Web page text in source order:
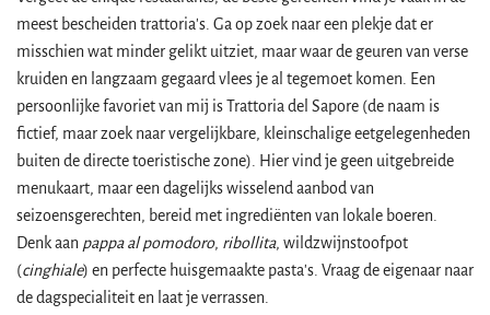
meest bescheiden trattoria's. Ga op zoek naar een plekje dat er
misschien wat minder gelikt uitziet, maar waar de geuren van verse
kruiden en langzaam gegaard vlees je al tegemoet komen. Een
persoonlijke favoriet van mij is Trattoria del Sapore (de naam is
fictief, maar zoek naar vergelijkbare, kleinschalige eetgelegenheden
buiten de directe toeristische zone). Hier vind je geen uitgebreide
menukaart, maar een dagelijks wisselend aanbod van
seizoensgerechten, bereid met ingrediënten van lokale boeren.
Denk aan pappa al pomodoro, ribollita, wildzwijnstoofpot
(cinghiale) en perfecte huisgemaakte pasta's. Vraag de eigenaar naar
de dagspecialiteit en laat je verrassen.